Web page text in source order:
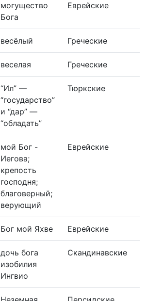
могущество
Бога
Еврейские
весёлый Греческие
веселая Греческие
“Ил” —
“государство”
и “дар” —
“обладать”
Тюркские
мой Бог -
Иегова;
крепость
господня;
благоверный;
верующий
Еврейские
Бог мой Яхве Еврейские
дочь бога
изобилия
Ингвио
Скандинавские